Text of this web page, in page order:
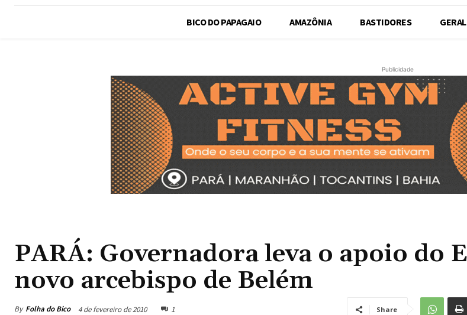
BICO DO PAPAGAIO AMAZÔNIA BASTIDORES GERAL
Publicidade
PARÁ: Governadora leva o apoio do
novo arcebispo de Belém
By Folha do Bico 4 de fevereiro de 2010 1 Share